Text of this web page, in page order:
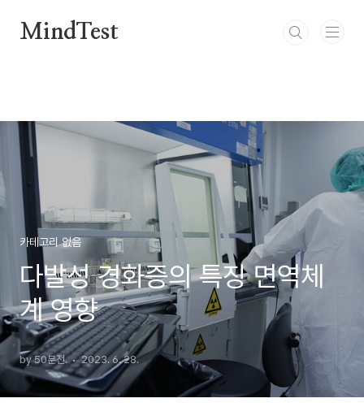
MindTest
카테고리 없음
다발성 경화증의 특징 면역체
계 영향
by 50분전. 2023. 6. 28.